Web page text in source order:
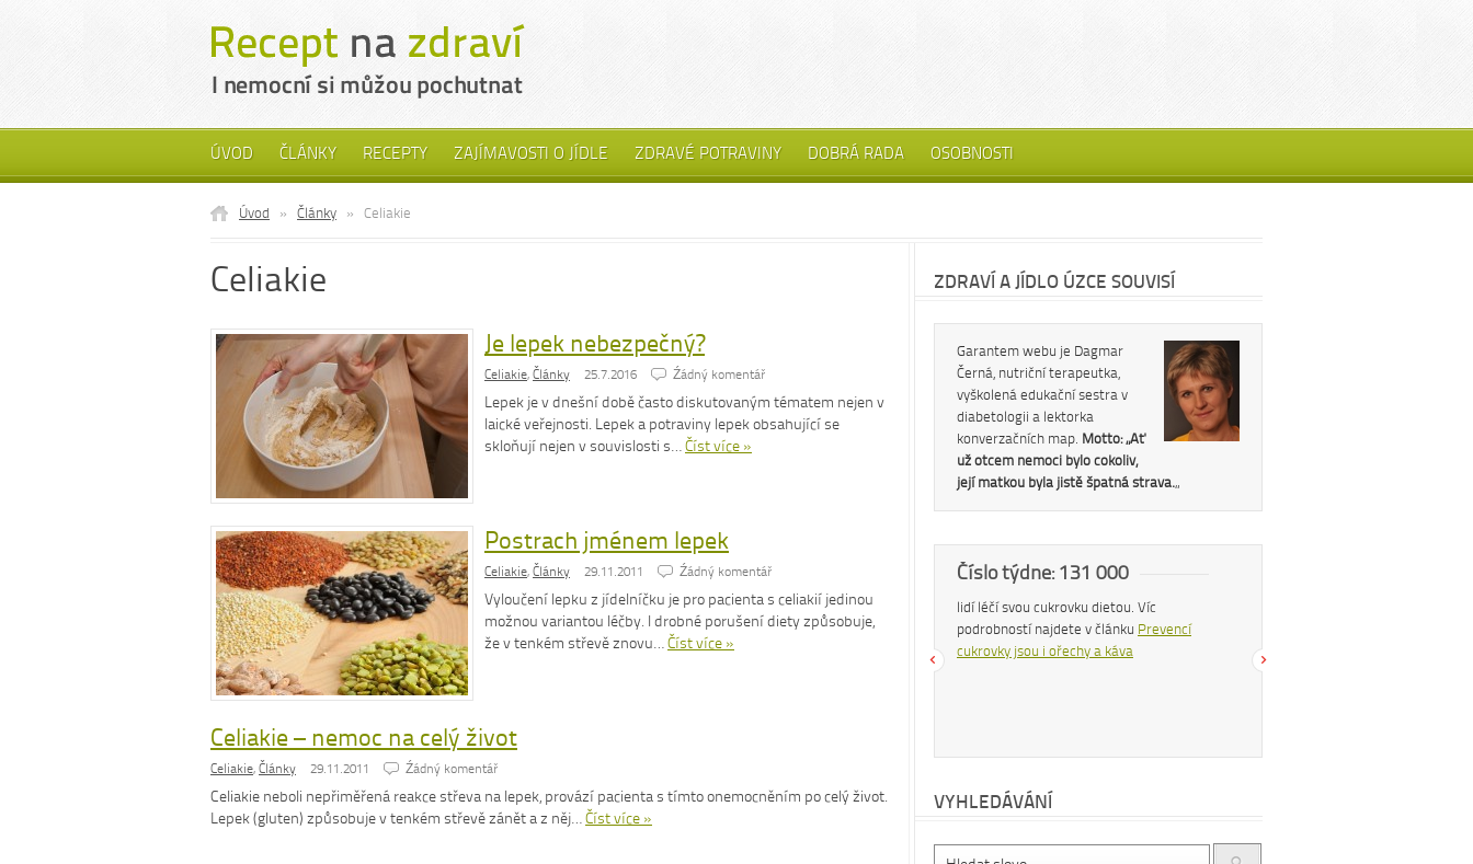
ÚVOD ČLÁNKY RECEPTY ZAJÍMAVOSTI O JÍDLE ZDRAVÉ POTRAVINY DOBRÁ RADA OSOBNOSTI
Úvod » Články » Celiakie
Celiakie
Je lepek nebezpečný?
Celiakie, Články 25.7.2016 Źádný komentář
Lepek je v dnešní době často diskutovaným tématem nejen v
laické veřejnosti. Lepek a potraviny lepek obsahující se
skloňují nejen v souvislosti s…Číst více »
Postrach jménem lepek
Celiakie, Články 29.11.2011 Źádný komentář
Vyloučení lepku z jídelníčku je pro pacienta s celiakií jedinou
možnou variantou léčby. I drobné porušení diety způsobuje,
že v tenkém střevě znovu…Číst více »
Celiakie – nemoc na celý život
Celiakie, Články 29.11.2011 Źádný komentář
Celiakie neboli nepřiměřená reakce střeva na lepek, provází pacienta s tímto onemocněním po celý život.
Lepek (gluten) způsobuje v tenkém střevě zánět a z něj…Číst více »
ZDRAVÍ A JÍDLO ÚZCE SOUVISÍ
Garantem webu je Dagmar
Černá, nutriční terapeutka,
vyškolená edukační sestra v
diabetologii a lektorka
konverzačních map. Motto: „Ať
už otcem nemoci bylo cokoliv,
její matkou byla jistě špatná strava.„
Dobrá rada
Nedaří se vám zhubnout? Trpíte často
zácpou a potřebujete si upravit zažívání?
Na tyto a mnohé další problémy existuje
Číslo týdne: 131 000
lidí léčí svou cukrovku dietou. Víc
podrobností najdete v článku Prevencí
cukrovky jsou i ořechy a káva
čemuž se po pikantním jídle můžeme
cítit šťastnější a spokojenější. Více se
VYHLEDÁVÁNÍ